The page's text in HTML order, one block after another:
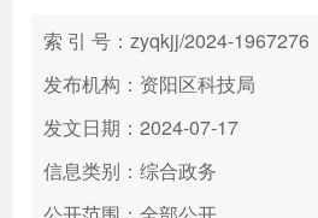
政务服务
高效办成一件事
索 引 号：zyqkjj/2024-1967276
发布机构：资阳区科技局
发文日期：2024-07-17
信息类别：综合政务